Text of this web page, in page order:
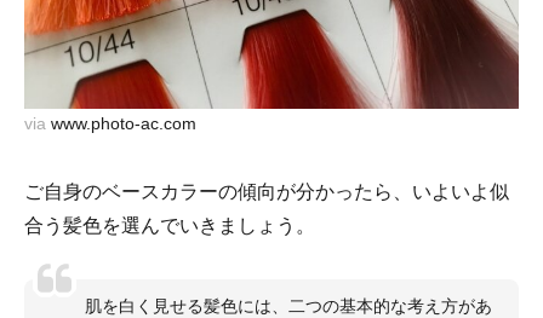
via www.photo-ac.com
ご自身のベースカラーの傾向が分かったら、いよいよ似
合う髪色を選んでいきましょう。
肌を白く見せる髪色には、二つの基本的な考え方があ